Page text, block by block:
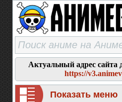
Актуальный адрес сайта
https://
Показать меню